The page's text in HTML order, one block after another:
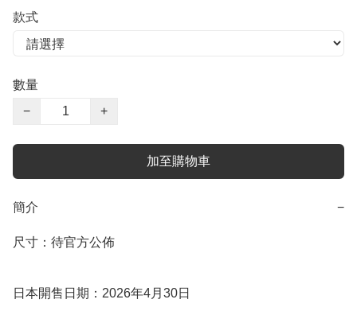
款式
數量
−
+
加至購物車
簡介 −
尺寸：待官方公佈
日本開售日期：2026年4月30日